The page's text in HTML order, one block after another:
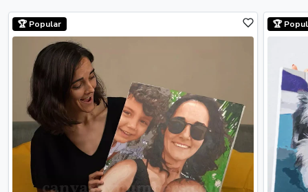
🏆 Popular 🏆